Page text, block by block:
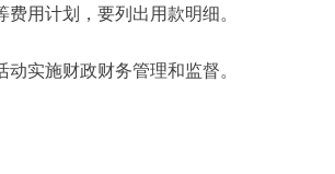
用计划，要列出用款明细。
实施财政财务管理和监督。